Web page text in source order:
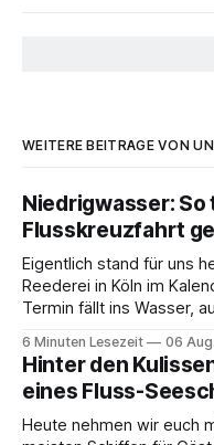
WEITERE BEITRÄGE VON
Niedrigwasser:
Flusskreuzfahrt
Eigentlich stand für uns
Reederei in Köln im
Termin fällt ins Wasser,
und fahren mit Thurgau
Budapest. Auch
6 Minuten Lesezeit 06
Hinter den
eines Fluss-
Heute nehmen wir euch